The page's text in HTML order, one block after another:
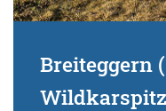
Breiteggern